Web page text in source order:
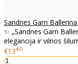
Sandnes Garn
✨ „Sandnes Garn
elegancija ir vilnos
€1340